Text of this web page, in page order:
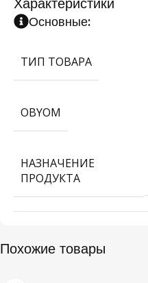
Основные:
ТИП ТОВАРА
OBYOM
НАЗНАЧЕНИЕ
ПРОДУКТА
Похожие товары